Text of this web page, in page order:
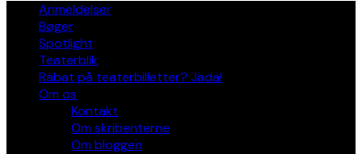
Anmeldelser
Bøger
Spotlight
Teaterblik
Rabat på teaterbilletter? Jada!
Om os
Kontakt
Om skribenterne
Om bloggen